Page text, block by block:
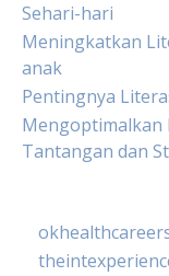
Sehari-hari
Meningkatkan
anak
Pentingnya
Mengoptimalkan
Tantangan dan